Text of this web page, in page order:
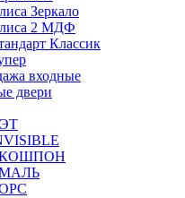
Зеркало
2 МДФ
Классик
входные
двери